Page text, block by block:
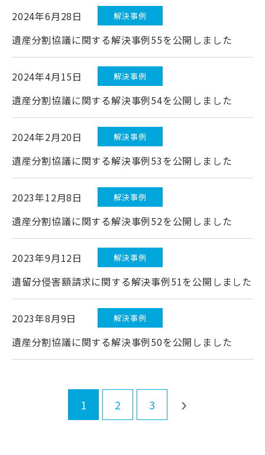
2024年6月28日 解決事例
遺産分割協議に関する解決事例55を公開しました
2024年4月15日 解決事例
遺産分割協議に関する解決事例54を公開しました
2024年2月20日 解決事例
遺産分割協議に関する解決事例53を公開しました
2023年12月8日 解決事例
遺産分割協議に関する解決事例52を公開しました
2023年9月12日 解決事例
遺留分侵害額請求に関する解決事例51を公開しました
2023年8月9日 解決事例
遺産分割協議に関する解決事例50を公開しました
1 2 3 ›